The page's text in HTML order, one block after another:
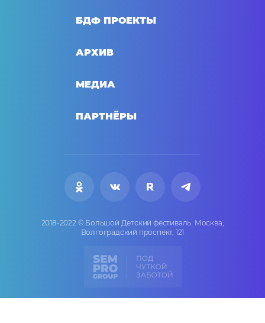
БДФ ПРОЕКТЫ
АРХИВ
МЕДИА
ПАРТНЁРЫ
2018-2022 © Большой Детский фестиваль. Москва,
Волгоградский проспект, 121